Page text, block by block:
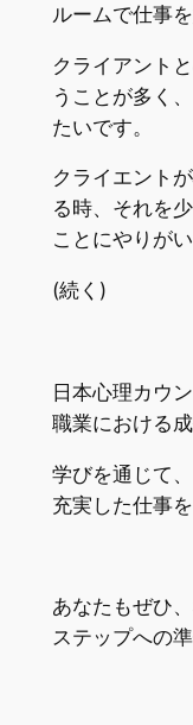
ルームで仕事を
クライアント
うことが多く
たいです。
クライエント
る時、それを
ことにやりが
(続く)
日本心理カウ
職業における
学びを通じて
充実した仕事
あなたもぜひ
ステップへの